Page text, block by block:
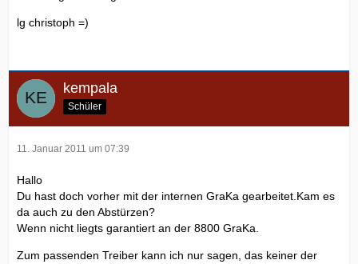
lg christoph =)
kempala
Schüler
11. Januar 2011 um 07:39
Hallo
Du hast doch vorher mit der internen GraKa gearbeitet.Kam es
da auch zu den Abstürzen?
Wenn nicht liegts garantiert an der 8800 GraKa.
Zum passenden Treiber kann ich nur sagen, das keiner der